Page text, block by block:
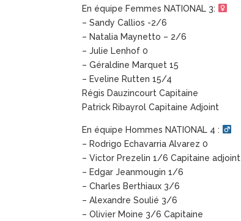
En équipe Femmes NATIONAL 3:
– Sandy Callios -2/6
– Natalia Maynetto – 2/6
– Julie Lenhof 0
– Géraldine Marquet 15
– Eveline Rutten 15/4
Régis Dauzincourt Capitaine
Patrick Ribayrol Capitaine Adjoint
En équipe Hommes NATIONAL 4 :
– Rodrigo Echavarria Alvarez 0
– Victor Prezelin 1/6 Capitaine adjoint
– Edgar Jeanmougin 1/6
– Charles Berthiaux 3/6
– Alexandre Soulié 3/6
– Olivier Moine 3/6 Capitaine